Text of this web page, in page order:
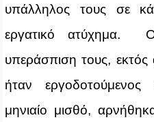
υπάλληλος τους σε
εργατικό ατύχημα.
υπεράσπιση τους, εκτός
ήταν εργοδοτούμενος
μηνιαίο μισθό,